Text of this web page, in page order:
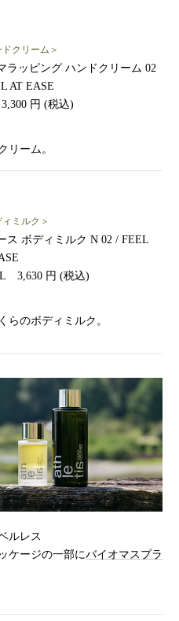
ドクリーム＞
ラッピング ハンドクリーム 02
AT EASE
円 (税込)
リーム。
ィミルク＞
ス ボディミルク N 02 / FEEL
3,630 円 (税込)
らのボディミルク。
ルレス
ケージの一部にバイオマスプラ